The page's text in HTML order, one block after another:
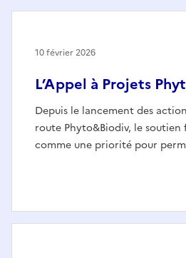
L’Appel à Projets
Depuis le lancement des
route Phyto&Biodiv, le
comme une priorité pour
10 février 2026